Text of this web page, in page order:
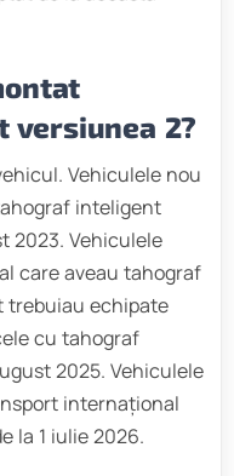
2?
Vehiculele nou
inteligent
2023. Vehiculele
care aveau tahograf
trebuiau echipate
cu tahograf
2025. Vehiculele
internațional
la 1 iulie 2026.